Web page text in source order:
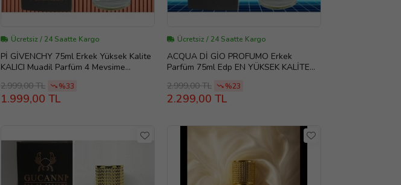
Ücretsiz / 24 Saatte Kargo
Pİ GİVENCHY 75ml Erkek Yüksek Kalite
KALICI Muadil Parfüm 4 Mevsime
2.999,00 TL %33
1.999,00 TL
Ücretsiz / 24 Saatte Kargo
ACQUA Dİ GİO PROFUMO Erkek
Parfüm 75ml Edp EN YÜKSEK KALİTE
2.999,00 TL %23
2.299,00 TL